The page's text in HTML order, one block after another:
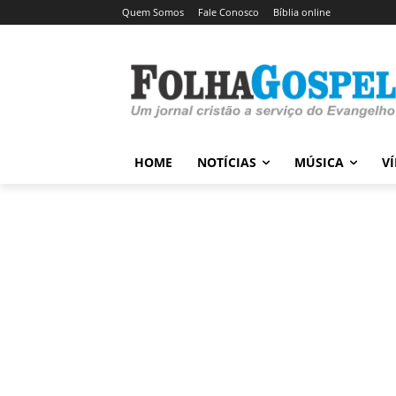
Quem Somos Fale Conosco Bíblia online
HOME NOTÍCIAS MÚSICA